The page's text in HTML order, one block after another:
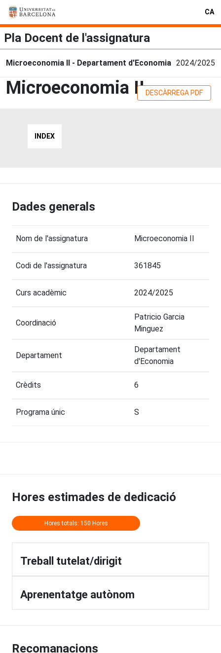
CA
Pla Docent de l'assignatura
Microeconomia II - Departament d'Economia 2024/2025
Microeconomia II DESCÀRREGA PDF
INDEX
Dades generals
Nom de l'assignatura Microeconomia II
Codi de l'assignatura 361845
Curs acadèmic 2024/2025
Coordinació
Patricio Garcia
Minguez
Departament
Departament
d'Economia
Crèdits 6
Programa únic S
Hores estimades de dedicació
Hores totals: 150 Hores
Treball tutelat/dirigit
Aprenentatge autònom
Recomanacions